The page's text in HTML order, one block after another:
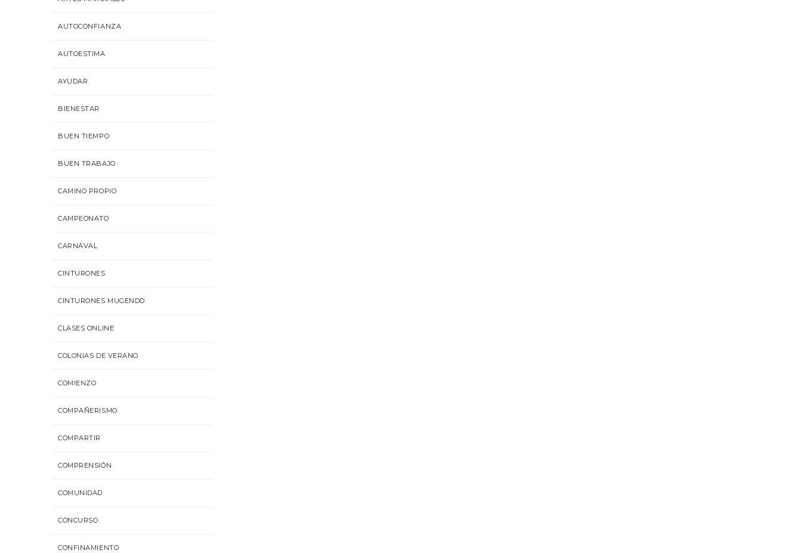
AUTOCONFIANZA
AUTOESTIMA
AYUDAR
BIENESTAR
BUEN TIEMPO
BUEN TRABAJO
CAMINO PROPIO
CAMPEONATO
CARNAVAL
CINTURONES
CINTURONES MUGENDO
CLASES ONLINE
COLONIAS DE VERANO
COMIENZO
COMPAÑERISMO
COMPARTIR
COMPRENSIÓN
COMUNIDAD
CONCURSO
CONFINAMIENTO